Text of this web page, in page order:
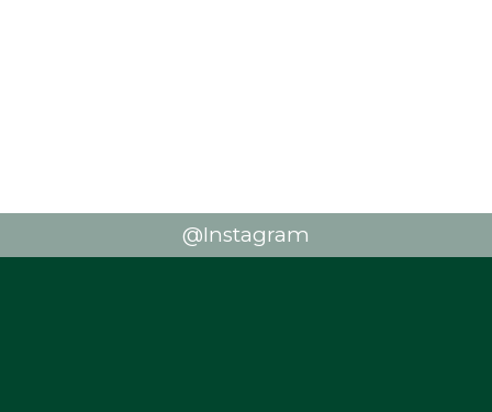
@Instagram